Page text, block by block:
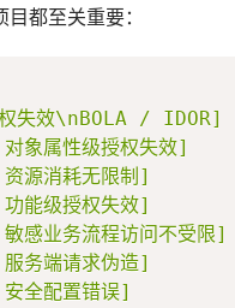
都至关重要：
失效\nBOLA / IDOR]
象属性级授权失效]
源消耗无限制]
能级授权失效]
感业务流程访问不受限]
务端请求伪造]
全配置错误]